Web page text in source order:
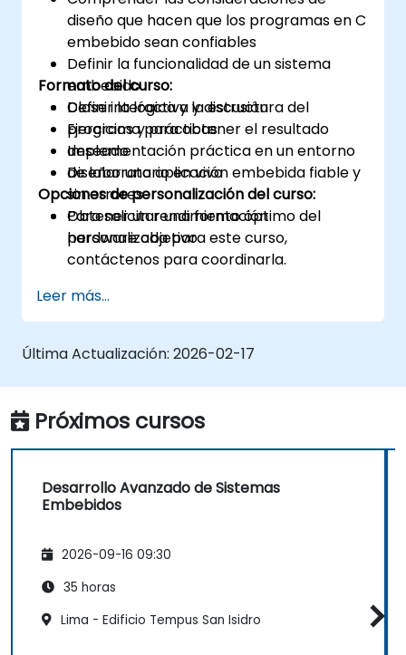
diseño que hacen que los programas en C
embebido sean confiables
Definir la funcionalidad de un sistema
embebido
Definir la lógica y la estructura del
programa para obtener el resultado
deseado
Diseñar una aplicación embebida fiable y
sin errores
Obtener un rendimiento óptimo del
hardware objetivo
Formato del curso:
Clase interactiva y discusión
Ejercicios y prácticas
Implementación práctica en un entorno
de laboratorio en vivo
Opciones de personalización del curso:
Para solicitar una formación
personalizada para este curso,
contáctenos para coordinarla.
Leer más...
Última Actualización: 2026-02-17
Próximos cursos
Desarrollo Avanzado de Sistemas
Embebidos
2026-09-16 09:30
35 horas
Lima - Edificio Tempus San Isidro